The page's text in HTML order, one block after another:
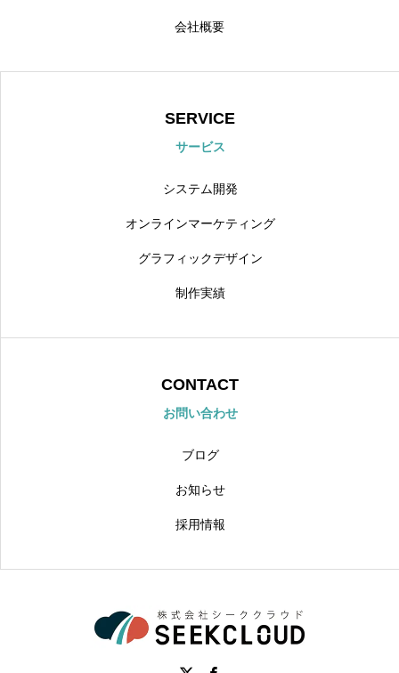
会社概要
SERVICE
サービス
システム開発
オンラインマーケティング
グラフィックデザイン
制作実績
CONTACT
お問い合わせ
ブログ
お知らせ
採用情報